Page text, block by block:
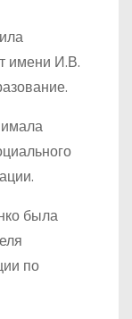
имени И.В.
была
по